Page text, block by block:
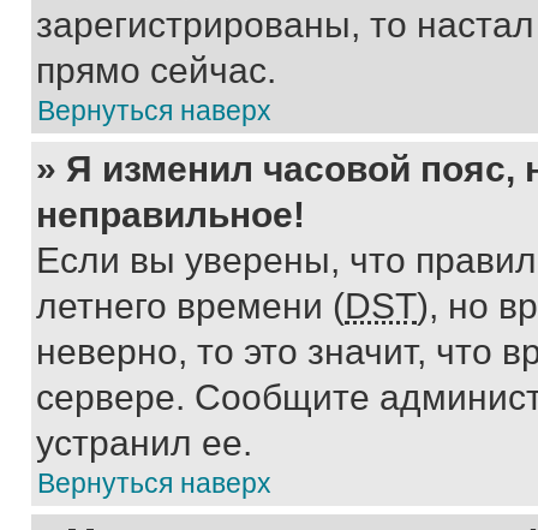
зарегистрированы, то
прямо сейчас.
Вернуться наверх
» Я изменил часовой пояс,
неправильное!
Если вы уверены, что
летнего времени (DST), но
неверно, то это значит, что
сервере. Сообщите
устранил ее.
Вернуться наверх